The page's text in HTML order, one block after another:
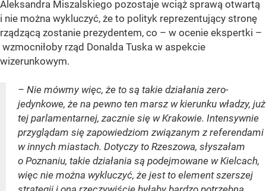
Aleksandra Miszalskiego pozostaje wciąż sprawą otwartą
i nie można wykluczyć, że to polityk reprezentujący stronę
rządzącą zostanie prezydentem, co – w ocenie ekspertki –
wzmocniłoby rząd Donalda Tuska w aspekcie
wizerunkowym.
– Nie mówmy więc, że to są takie działania zero-
jedynkowe, że na pewno ten marsz w kierunku władzy, już
tej parlamentarnej, zacznie się w Krakowie. Intensywnie
przyglądam się zapowiedziom związanym z referendami
w innych miastach. Dotyczy to Rzeszowa, słyszałam
o Poznaniu, takie działania są podejmowane w Kielcach,
więc nie można wykluczyć, że jest to element szerszej